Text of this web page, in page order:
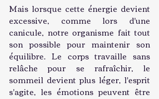
Mais lorsque cette énergie devient
excessive, comme lors d'une
canicule, notre organisme fait tout
son possible pour maintenir son
équilibre. Le corps travaille sans
relâche pour se rafraîchir, le
sommeil devient plus léger, l'esprit
s'agite, les émotions peuvent être